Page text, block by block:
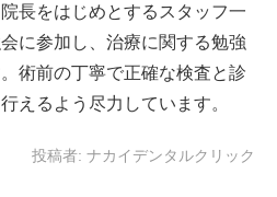
長をはじめとするスタッフ一
に参加し、治療に関する勉強
術前の丁寧で正確な検査と診
えるよう尽力しています。
投稿者: ナカイデンタルクリック